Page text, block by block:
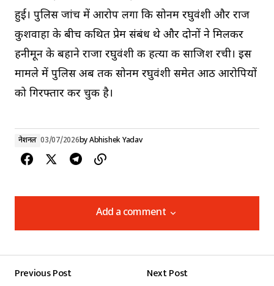
हुई। पुलिस जांच में आरोप लगा कि सोनम रघुवंशी और राज
कुशवाहा के बीच कथित प्रेम संबंध थे और दोनों ने मिलकर
हनीमून के बहाने राजा रघुवंशी की हत्या की साजिश रची। इस
मामले में पुलिस अब तक सोनम रघुवंशी समेत आठ आरोपियों
को गिरफ्तार कर चुकी है।
नेशनल 03/07/2026byAbhishek Yadav
Add a comment
Add a comment
Previous Post
Next Post